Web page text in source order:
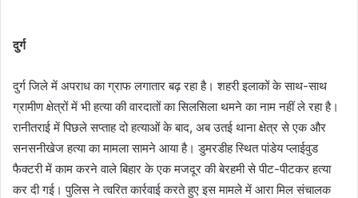
दुर्ग
दुर्ग जिले में अपराध का ग्राफ लगातार बढ़ रहा है। शहरी इलाकों के साथ-साथ
ग्रामीण क्षेत्रों में भी हत्या की वारदातों का सिलसिला थमने का नाम नहीं ले रहा है।
रानीतराई में पिछले सप्ताह दो हत्याओं के बाद, अब उतई थाना क्षेत्र से एक और
सनसनीखेज हत्या का मामला सामने आया है। डुमरडीह स्थित पांडेय प्लाईवुड
फैक्टरी में काम करने वाले बिहार के एक मजदूर की बेरहमी से पीट-पीटकर हत्या
कर दी गई। पुलिस ने त्वरित कार्रवाई करते हुए इस मामले में आरा मिल संचालक